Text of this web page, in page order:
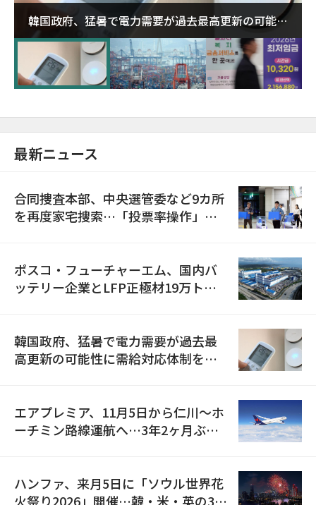
韓国政府、猛暑で電力需要が過去最高更新の可能性
に需給対応体制を点検
最新ニュース
合同捜査本部、中央選管委など9カ所
を再度家宅捜索…「投票率操作」の
ポスコ・フューチャーエム、国内バ
ッテリー企業とLFP正極材19万トン
韓国政府、猛暑で電力需要が過去最
高更新の可能性に需給対応体制を点
エアプレミア、11月5日から仁川〜ホ
ーチミン路線運航へ…3年2ヶ月ぶり
ハンファ、来月5日に「ソウル世界花
火祭り2026」開催…韓・米・英の3カ